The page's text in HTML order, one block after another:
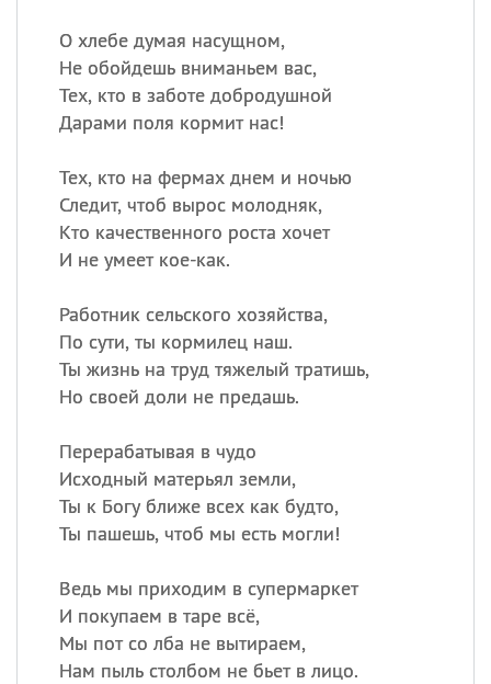
О хлебе думая насущном,
Не обойдешь вниманьем вас,
Тех, кто в заботе добродушной
Дарами поля кормит нас!
Тех, кто на фермах днем и ночью
Следит, чтоб вырос молодняк,
Кто качественного роста хочет
И не умеет кое-как.
Работник сельского хозяйства,
По сути, ты кормилец наш.
Ты жизнь на труд тяжелый тратишь,
Но своей доли не предашь.
Перерабатывая в чудо
Исходный матерьял земли,
Ты к Богу ближе всех как будто,
Ты пашешь, чтоб мы есть могли!
Ведь мы приходим в супермаркет
И покупаем в таре всё,
Мы пот со лба не вытираем,
Нам пыль столбом не бьет в лицо.